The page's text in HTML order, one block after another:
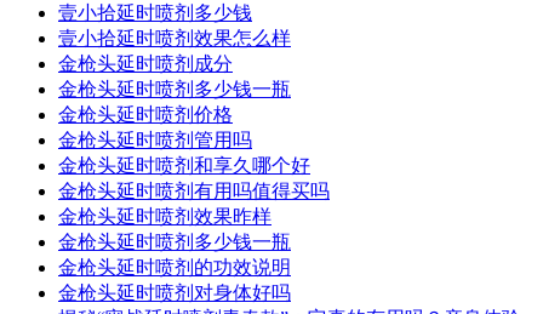
壹小拾延时喷剂多少钱
壹小拾延时喷剂效果怎么样
金枪头延时喷剂成分
金枪头延时喷剂多少钱一瓶
金枪头延时喷剂价格
金枪头延时喷剂管用吗
金枪头延时喷剂和享久哪个好
金枪头延时喷剂有用吗值得买吗
金枪头延时喷剂效果昨样
金枪头延时喷剂多少钱一瓶
金枪头延时喷剂的功效说明
金枪头延时喷剂对身体好吗